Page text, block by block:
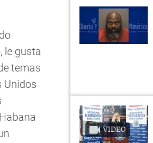
le gusta
temas
Unidos
VIDEO